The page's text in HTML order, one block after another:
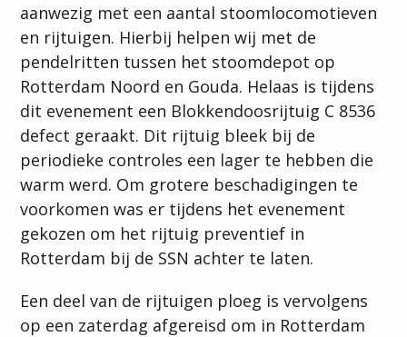
aanwezig met een aantal stoomlocomotieven
en rijtuigen. Hierbij helpen wij met de
pendelritten tussen het stoomdepot op
Rotterdam Noord en Gouda. Helaas is tijdens
dit evenement een Blokkendoosrijtuig C 8536
defect geraakt. Dit rijtuig bleek bij de
periodieke controles een lager te hebben die
warm werd. Om grotere beschadigingen te
voorkomen was er tijdens het evenement
gekozen om het rijtuig preventief in
Rotterdam bij de SSN achter te laten.
Een deel van de rijtuigen ploeg is vervolgens
op een zaterdag afgereisd om in Rotterdam